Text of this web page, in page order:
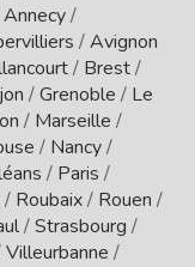
Annecy/
/Avignon
/ Brest/
/Grenoble / Le
/ Marseille /
/ Nancy/
/ Paris /
/ Roubaix/ Rouen /
/Strasbourg /
Villeurbanne /